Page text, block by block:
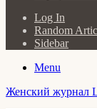
Log In
Random
Sidebar
Menu
Женский журнал